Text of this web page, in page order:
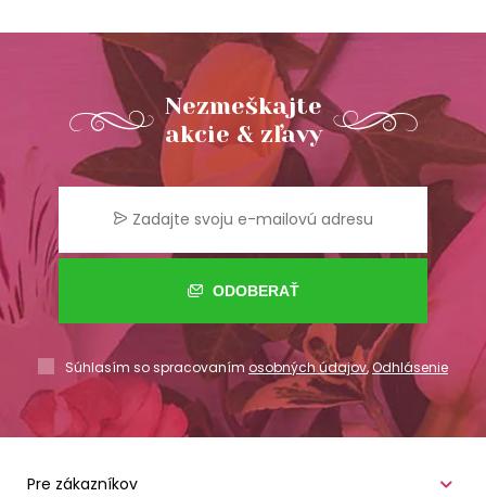
Nezmeškajte
akcie & zľavy
ODOBERAŤ
Súhlasím so spracovaním osobných údajov,Odhlásenie
Pre zákazníkov